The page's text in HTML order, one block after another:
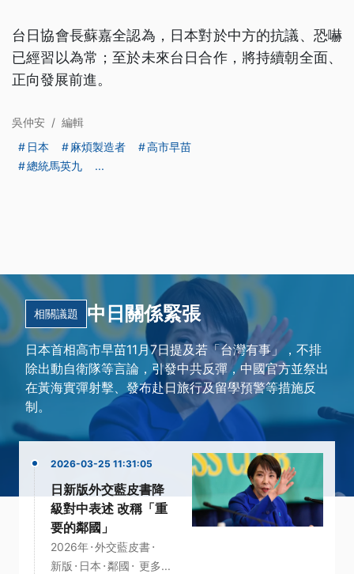
台日協會長蘇嘉全認為，日本對於中方的抗議、恐嚇
已經習以為常；至於未來台日合作，將持續朝全面、
正向發展前進。
吳仲安 / 編輯
日本
麻煩製造者
高市早苗
總統馬英九
...
相關議題 中日關係緊張
日本首相高市早苗11月7日提及若「台灣有事」，不排
除出動自衛隊等言論，引發中共反彈，中國官方並祭出
在黃海實彈射擊、發布赴日旅行及留學預警等措施反
制。
2026-03-25 11:31:05
日新版外交藍皮書降
級對中表述 改稱「重
要的鄰國」
2026年·外交藍皮書·
新版 · 日本 ·鄰國 · 更多...